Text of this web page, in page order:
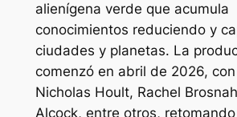
alienígena verde que acumula
conocimientos reduciendo y
ciudades y planetas. La
comenzó en abril de 2026,
Nicholas Hoult, Rachel
Alcock, entre otros,